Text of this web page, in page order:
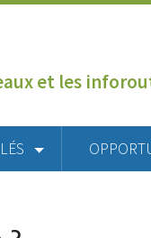
et les